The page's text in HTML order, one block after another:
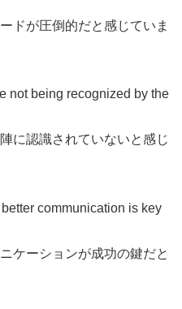
ドが圧倒的だと感じていま
not being recognized by the
に認識されていないと感じ
communication is key
ケーションが成功の鍵だと